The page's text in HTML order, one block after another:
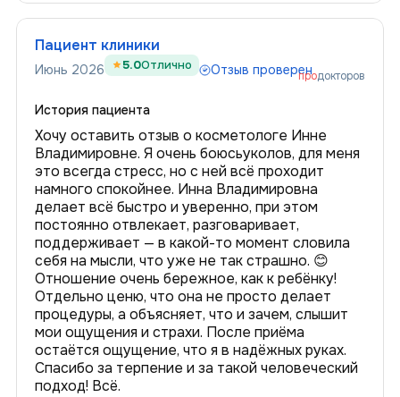
Пациент клиники
Июнь 2026 5.0Отлично Отзыв проверен
продокторов
История пациента
Хочу оставить отзыв о косметологе Инне
Владимировне. Я очень боюсьуколов, для меня
это всегда стресс, но с ней всё проходит
намного спокойнее. Инна Владимировна
делает всё быстро и уверенно, при этом
постоянно отвлекает, разговаривает,
поддерживает — в какой-то момент словила
себя на мысли, что уже не так страшно. 😊
Отношение очень бережное, как к ребёнку!
Отдельно ценю, что она не просто делает
процедуры, а объясняет, что и зачем, слышит
мои ощущения и страхи. После приёма
остаётся ощущение, что я в надёжных руках.
Спасибо за терпение и за такой человеческий
подход! Всё.